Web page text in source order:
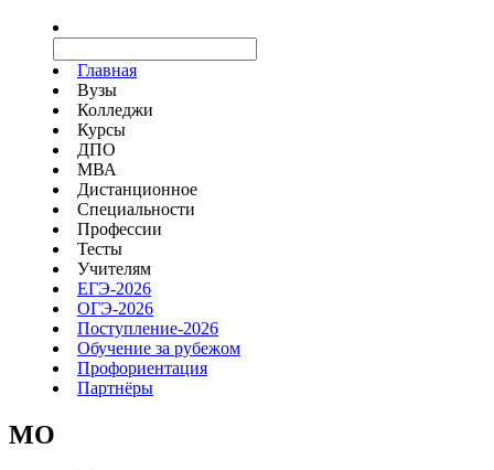
Главная
Вузы
Колледжи
Курсы
ДПО
МВА
Дистанционное
Специальности
Профессии
Тесты
Учителям
ЕГЭ-2026
ОГЭ-2026
Поступление-2026
Обучение за рубежом
Профориентация
Партнёры
MO